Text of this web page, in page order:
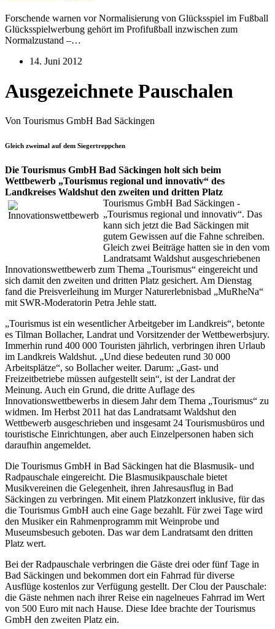
Forschende warnen vor Normalisierung von Glücksspiel im Fußball
Glücksspielwerbung gehört im Profifußball inzwischen zum
Normalzustand –…
14. Juni 2012
Ausgezeichnete Pauschalen
Von Tourismus GmbH Bad Säckingen
Gleich zweimal auf dem Siegertreppchen
Die Tourismus GmbH Bad Säckingen holt sich beim
Wettbewerb „Tourismus regional und innovativ“ des
Landkreises Waldshut den zweiten und dritten Platz
Tourismus GmbH Bad Säckingen -
„Tourismus regional und innovativ“. Das
kann sich jetzt die Bad Säckingen mit
gutem Gewissen auf die Fahne schreiben.
Gleich zwei Beiträge hatten sie in den vom
Landratsamt Waldshut ausgeschriebenen
Innovationswettbewerb zum Thema „Tourismus“ eingereicht und
sich damit den zweiten und dritten Platz gesichert. Am Dienstag
fand die Preisverleihung im Murger Naturerlebnisbad „MuRheNa“
mit SWR-Moderatorin Petra Jehle statt.
„Tourismus ist ein wesentlicher Arbeitgeber im Landkreis“, betonte
es Tilman Bollacher, Landrat und Vorsitzender der Wettbewerbsjury.
Immerhin rund 400 000 Touristen jährlich, verbringen ihren Urlaub
im Landkreis Waldshut. „Und diese bedeuten rund 30 000
Arbeitsplätze“, so Bollacher weiter. Darum: „Gast- und
Freizeitbetriebe müssen aufgestellt sein“, ist der Landrat der
Meinung. Auch ein Grund, die dritte Auflage des
Innovationswettbewerbs in diesem Jahr dem Thema „Tourismus“ zu
widmen. Im Herbst 2011 hat das Landratsamt Waldshut den
Wettbewerb ausgeschrieben und insgesamt 24 Tourismusbüros und
touristische Einrichtungen, aber auch Einzelpersonen haben sich
daraufhin angemeldet.
Die Tourismus GmbH in Bad Säckingen hat die Blasmusik- und
Radpauschale eingereicht. Die Blasmusikpauschale bietet
Musikvereinen die Gelegenheit, ihren Jahresausflug in Bad
Säckingen zu verbringen. Mit einem Platzkonzert inklusive, für das
die Tourismus GmbH auch eine Gage bezahlt. Für zwei Tage wird
den Musiker ein Rahmenprogramm mit Weinprobe und
Museumsbesuch geboten. Das war dem Landratsamt den dritten
Platz wert.
Bei der Radpauschale verbringen die Gäste drei oder fünf Tage in
Bad Säckingen und bekommen dort ein Fahrrad für diverse
Ausflüge kostenlos zur Verfügung gestellt. Der Clou der Pauschale:
die Gäste nehmen nach ihrer Reise ein nagelneues Fahrrad im Wert
von 500 Euro mit nach Hause. Diese Idee brachte der Tourismus
GmbH den zweiten Platz ein.